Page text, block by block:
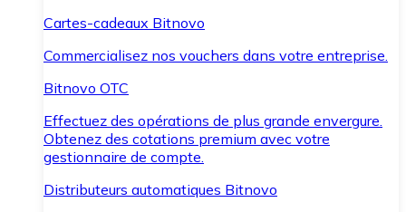
Cartes-cadeaux Bitnovo
Commercialisez nos vouchers dans votre entreprise.
Bitnovo OTC
Effectuez des opérations de plus grande envergure.
Obtenez des cotations premium avec votre
gestionnaire de compte.
Distributeurs automatiques Bitnovo